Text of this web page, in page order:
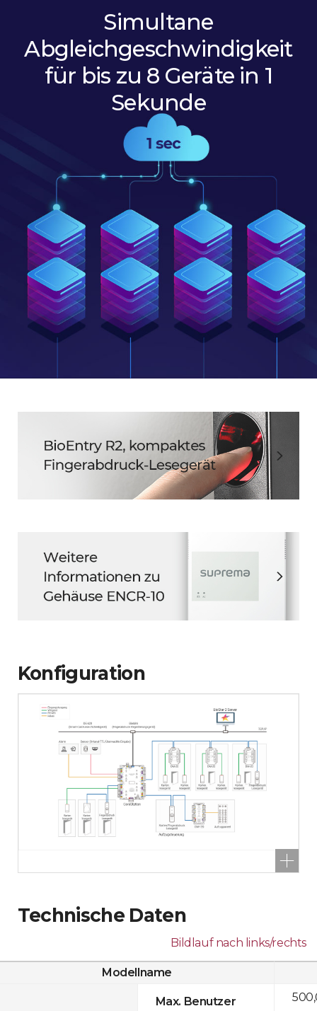
Simultane
Abgleichgeschwindigkeit
für bis zu 8 Geräte in 1
Sekunde
Konfiguration
Technische Daten
Bildlauf nach links/rechts
Modellname
Max. Benutzer